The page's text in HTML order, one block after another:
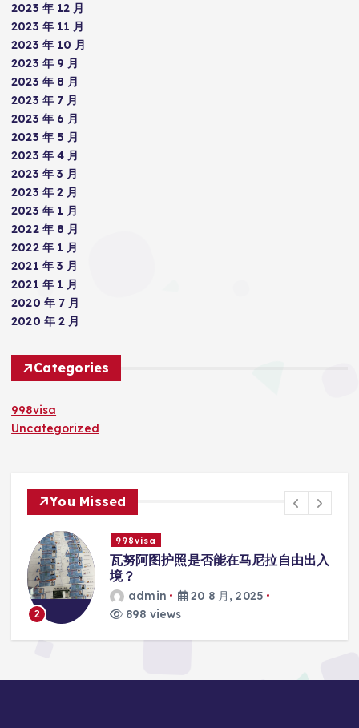
2023 年 12 月
2023 年 11 月
2023 年 10 月
2023 年 9 月
2023 年 8 月
2023 年 7 月
2023 年 6 月
2023 年 5 月
2023 年 4 月
2023 年 3 月
2023 年 2 月
2023 年 1 月
2022 年 8 月
2022 年 1 月
2021 年 3 月
2021 年 1 月
2020 年 7 月
2020 年 2 月
Categories
998visa
Uncategorized
You Missed
3
998visa
瓦努阿图护照是否能在马尼拉使用国际
学校的注册？
admin
20 8 月, 2025
813 views